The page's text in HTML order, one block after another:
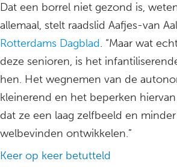
Dat een borrel niet gezond is,
allemaal, stelt raadslid Aafjes-van
Rotterdams Dagblad. “Maar wat
deze senioren, is het
hen. Het wegnemen van de
kleinerend en het beperken
dat ze een laag zelfbeeld en
welbevinden ontwikkelen.”
Keer op keer betutteld